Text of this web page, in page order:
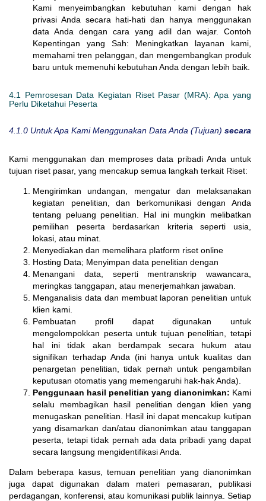
Kami menyeimbangkan kebutuhan kami dengan hak
privasi Anda secara hati-hati dan hanya menggunakan
data Anda dengan cara yang adil dan wajar. Contoh
Kepentingan yang Sah: Meningkatkan layanan kami,
memahami tren pelanggan, dan mengembangkan produk
baru untuk memenuhi kebutuhan Anda dengan lebih baik.
4.1 Pemrosesan Data Kegiatan Riset Pasar (MRA): Apa yang
Perlu Diketahui Peserta
4.1.0 Untuk Apa Kami Menggunakan Data Anda (Tujuan) secara
Kami menggunakan dan memproses data pribadi Anda untuk
tujuan riset pasar, yang mencakup semua langkah terkait Riset:
Mengirimkan undangan, mengatur dan melaksanakan
kegiatan penelitian, dan berkomunikasi dengan Anda
tentang peluang penelitian. Hal ini mungkin melibatkan
pemilihan peserta berdasarkan kriteria seperti usia,
lokasi, atau minat.
Menyediakan dan memelihara platform riset online
Hosting Data; Menyimpan data penelitian dengan
Menangani data, seperti mentranskrip wawancara,
meringkas tanggapan, atau menerjemahkan jawaban.
Menganalisis data dan membuat laporan penelitian untuk
klien kami.
Pembuatan profil dapat digunakan untuk
mengelompokkan peserta untuk tujuan penelitian, tetapi
hal ini tidak akan berdampak secara hukum atau
signifikan terhadap Anda (ini hanya untuk kualitas dan
penargetan penelitian, tidak pernah untuk pengambilan
keputusan otomatis yang memengaruhi hak-hak Anda).
Penggunaan hasil penelitian yang dianonimkan: Kami
selalu membagikan hasil penelitian dengan klien yang
menugaskan penelitian. Hasil ini dapat mencakup kutipan
yang disamarkan dan/atau dianonimkan atau tanggapan
peserta, tetapi tidak pernah ada data pribadi yang dapat
secara langsung mengidentifikasi Anda.
Dalam beberapa kasus, temuan penelitian yang dianonimkan
juga dapat digunakan dalam materi pemasaran, publikasi
perdagangan, konferensi, atau komunikasi publik lainnya. Setiap